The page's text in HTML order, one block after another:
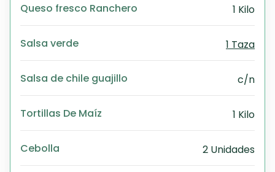
Queso fresco Ranchero 1 Kilo
Salsa verde 1 Taza
Salsa de chile guajillo c/n
Tortillas De Maíz 1 Kilo
Cebolla 2 Unidades